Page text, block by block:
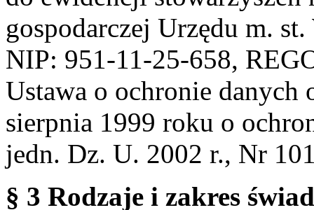
gospodarczej Urzędu m.
NIP: 951-11-25-658,
Ustawa o ochronie danych
sierpnia 1999 roku o
jedn. Dz. U. 2002 r., Nr
§ 3 Rodzaje i zakres